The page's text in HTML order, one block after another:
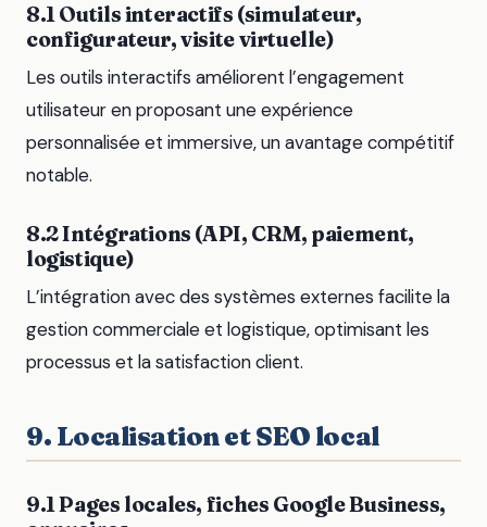
8.1 Outils interactifs (simulateur,
configurateur, visite virtuelle)
Les outils interactifs améliorent l’engagement
utilisateur en proposant une expérience
personnalisée et immersive, un avantage compétitif
notable.
8.2 Intégrations (API, CRM, paiement,
logistique)
L’intégration avec des systèmes externes facilite la
gestion commerciale et logistique, optimisant les
processus et la satisfaction client.
9. Localisation et SEO local
9.1 Pages locales, fiches Google Business,